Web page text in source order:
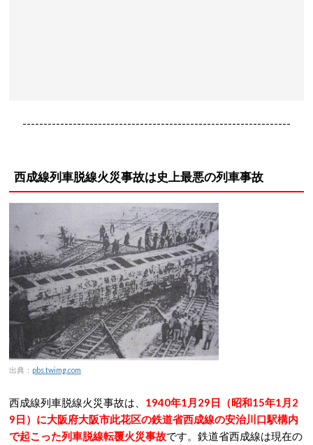
----------------------------------------------------------------
西成線列車脱線火災事故は史上最悪の列車事故
出典： pbs.twimg.com
西成線列車脱線火災事故は、 1940年1月29日（昭和15年1月2
9日）に大阪府大阪市此花区の鉄道省西成線の安治川口駅構内
で起こった列車脱線転覆火災事故です。鉄道省西成線は現在の